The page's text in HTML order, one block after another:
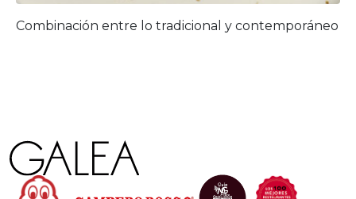
Combinación entre lo tradicional y contemporáneo